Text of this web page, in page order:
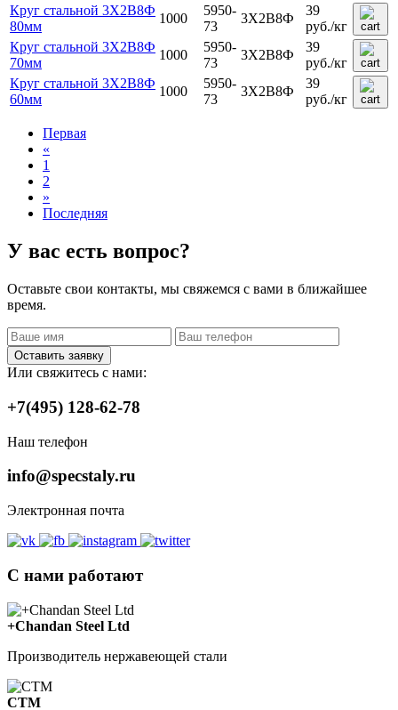
Круг стальной 3Х2В8Ф
80мм
1000
5950-
73
3Х2В8Ф
39
руб./кг
Круг стальной 3Х2В8Ф
70мм
1000
5950-
73
3Х2В8Ф
39
руб./кг
Круг стальной 3Х2В8Ф
60мм
1000
5950-
73
3Х2В8Ф
39
руб./кг
Первая
«
1
2
»
Последняя
У вас есть вопрос?
Оставьте свои контакты, мы свяжемся с вами в ближайшее
время.
Оставить заявку
Или свяжитесь с нами:
+7(495) 128-62-78
Наш телефон
info@specstaly.ru
Электронная почта
С нами работают
+Chandan Steel Ltd
Производитель нержавеющей стали
СТМ